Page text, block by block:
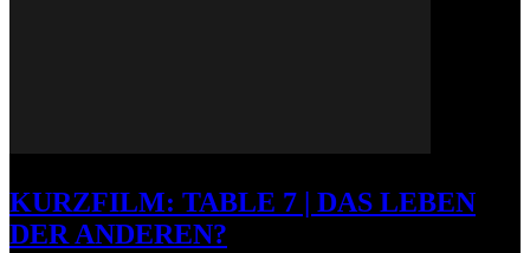
KURZFILM: TABLE 7 | DAS LEBEN
DER ANDEREN?